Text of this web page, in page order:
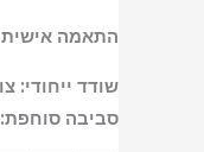
התאמה אישית
שודד ייחודי:
סביבה סוחפת: